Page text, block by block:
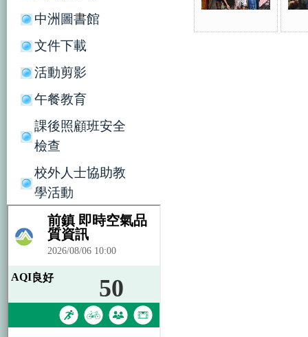
中洲圖書館
文件下載
活動剪影
午餐教育
課後照顧班安全
檢查
校外人士協助教
學活動